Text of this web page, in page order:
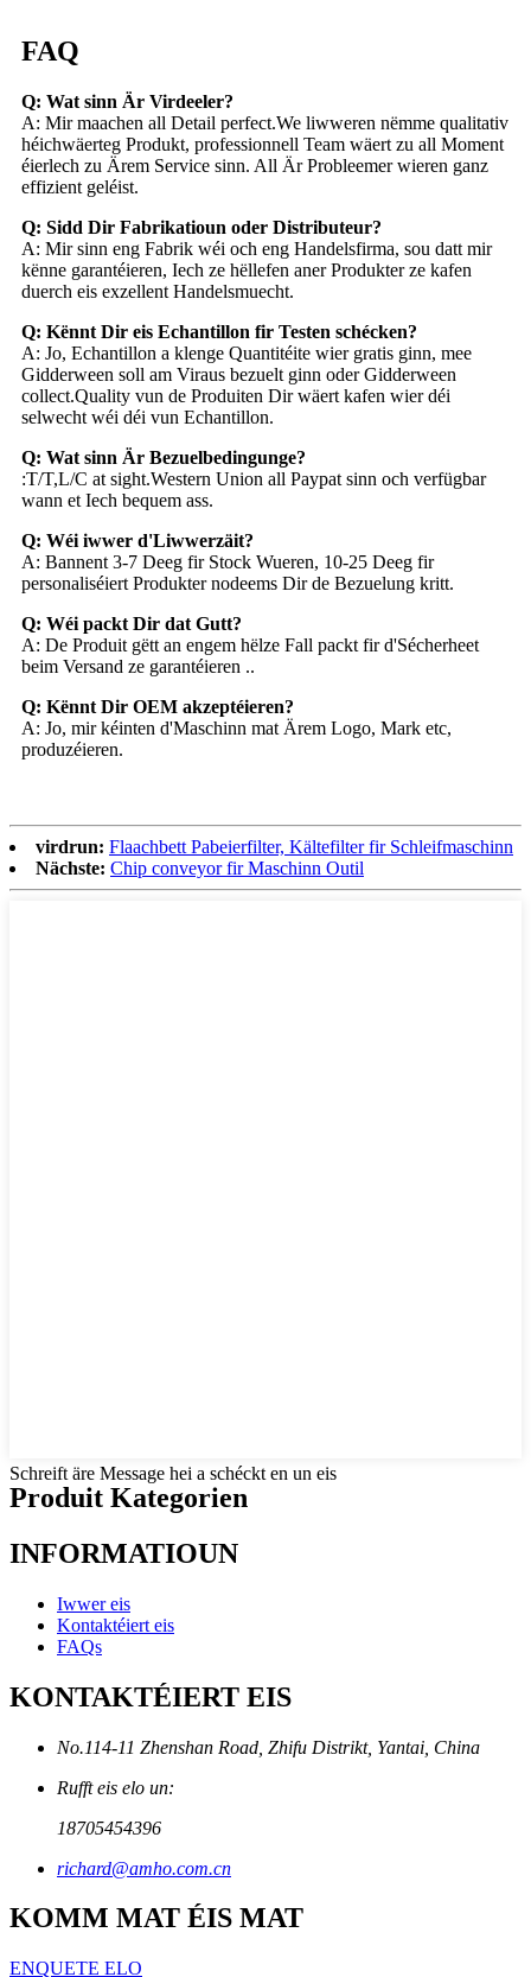
FAQ
Q: Wat sinn Är Virdeeler?
A: Mir maachen all Detail perfect.We liwweren nëmme qualitativ
héichwäerteg Produkt, professionnell Team wäert zu all Moment
éierlech zu Ärem Service sinn. All Är Probleemer wieren ganz
effizient geléist.
Q: Sidd Dir Fabrikatioun oder Distributeur?
A: Mir sinn eng Fabrik wéi och eng Handelsfirma, sou datt mir
kënne garantéieren, Iech ze hëllefen aner Produkter ze kafen
duerch eis exzellent Handelsmuecht.
Q: Kënnt Dir eis Echantillon fir Testen schécken?
A: Jo, Echantillon a klenge Quantitéite wier gratis ginn, mee
Gidderween soll am Viraus bezuelt ginn oder Gidderween
collect.Quality vun de Produiten Dir wäert kafen wier déi
selwecht wéi déi vun Echantillon.
Q: Wat sinn Är Bezuelbedingunge?
:T/T,L/C at sight.Western Union all Paypat sinn och verfügbar
wann et Iech bequem ass.
Q: Wéi iwwer d'Liwwerzäit?
A: Bannent 3-7 Deeg fir Stock Wueren, 10-25 Deeg fir
personaliséiert Produkter nodeems Dir de Bezuelung kritt.
Q: Wéi packt Dir dat Gutt?
A: De Produit gëtt an engem hëlze Fall packt fir d'Sécherheet
beim Versand ze garantéieren ..
Q: Kënnt Dir OEM akzeptéieren?
A: Jo, mir kéinten d'Maschinn mat Ärem Logo, Mark etc,
produzéieren.
virdrun: Flaachbett Pabeierfilter, Kältefilter fir Schleifmaschinn
Nächste: Chip conveyor fir Maschinn Outil
Schreift äre Message hei a schéckt en un eis
Produit Kategorien
INFORMATIOUN
Iwwer eis
Kontaktéiert eis
FAQs
KONTAKTÉIERT EIS
No.114-11 Zhenshan Road, Zhifu Distrikt, Yantai, China
Rufft eis elo un:
18705454396
richard@amho.com.cn
KOMM MAT ÉIS MAT
ENQUETE ELO